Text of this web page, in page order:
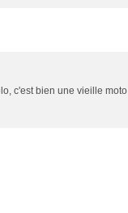
c'est bien une vieille moto